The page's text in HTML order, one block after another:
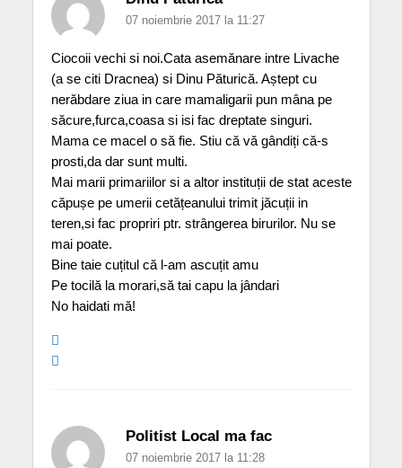
07 noiembrie 2017 la 11:27
Ciocoii vechi si noi.Cata asemănare intre Livache
(a se citi Dracnea) si Dinu Păturică. Aștept cu
nerăbdare ziua in care mamaligarii pun mâna pe
săcure,furca,coasa si isi fac dreptate singuri.
Mama ce macel o să fie. Stiu că vă gândiți că-s
prosti,da dar sunt multi.
Mai marii primariilor si a altor instituții de stat aceste
căpușe pe umerii cetățeanului trimit jăcuții in
teren,si fac propriri ptr. strângerea birurilor. Nu se
mai poate.
Bine taie cuțitul că l-am ascuțit amu
Pe tocilă la morari,să tai capu la jândari
No haidati mă!
Politist Local ma fac
07 noiembrie 2017 la 11:28